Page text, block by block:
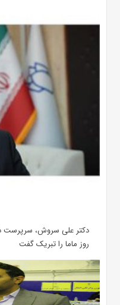
دکتر علی سروش، سرپرست
روز ماما را تبریک گفت